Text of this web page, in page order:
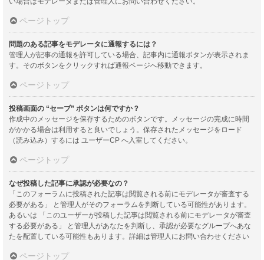
ページトップ
問題のある記事をモデレータに通報するには？
管理人が記事の通報を許可している場合、記事内に通報ボタンが表示されま
す。そのボタンをクリックすれば通報ページへ移動できます。
ページトップ
投稿画面の “セーブ” ボタンは何ですか？
作成中のメッセージを保存するためのボタンです。メッセージの完成に時間
がかかる場合は利用すると良いでしょう。保存されたメッセージをロード
（読み込み）するには ユーザーCP へ入室してください。
ページトップ
なぜ投稿した記事に承認が必要なの？
「このフォーラムに投稿された記事は閲覧される前にモデレータが審査する
必要がある」 と管理人がそのフォーラムを判断している可能性があります。
あるいは 「このユーザーが投稿した記事は閲覧される前にモデレータが審査
する必要がある」 と管理人があなたを判断し、承認が必要なグループへあな
たを配置している可能性もあります。詳細は管理人にお問い合わせください
ページトップ